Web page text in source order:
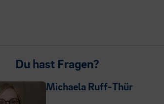
Du hast Fragen?
Michaela Ruff-Thür